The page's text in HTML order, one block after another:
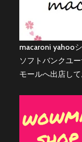
macaroni yahoo
ソフトバンクユ
モールへ出店して